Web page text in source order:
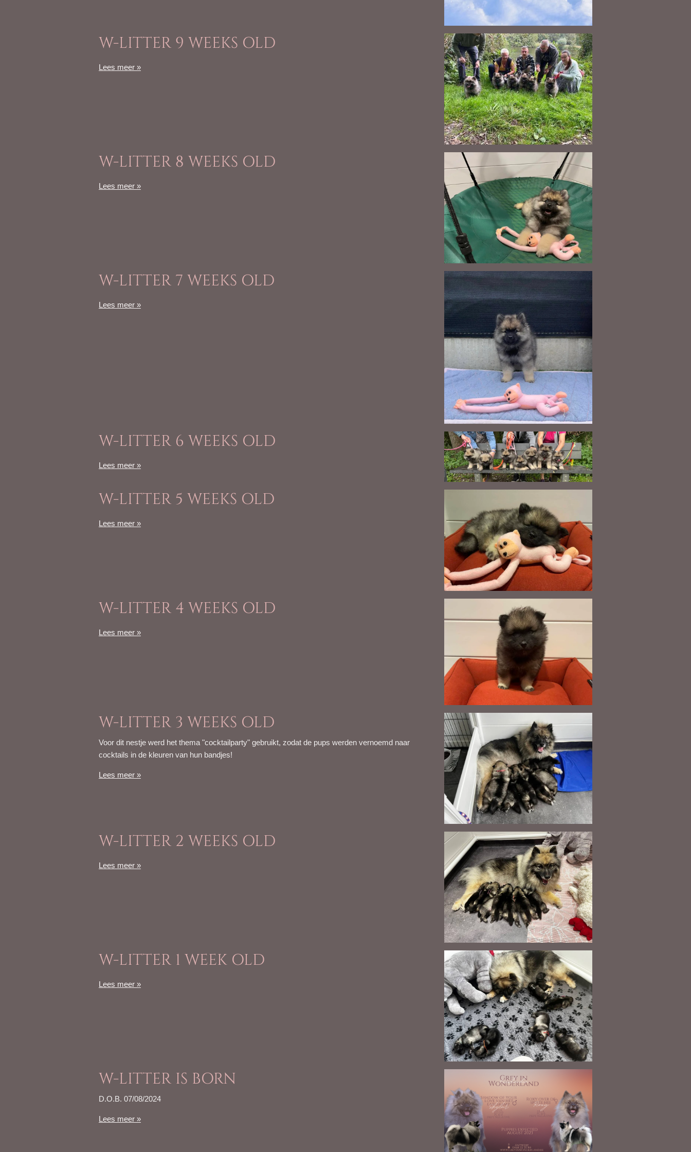
W-LITTER 9 WEEKS OLD
Lees meer »
W-LITTER 8 WEEKS OLD
Lees meer »
W-LITTER 7 WEEKS OLD
Lees meer »
W-LITTER 6 WEEKS OLD
Lees meer »
W-LITTER 5 WEEKS OLD
Lees meer »
W-LITTER 4 WEEKS OLD
Lees meer »
W-LITTER 3 WEEKS OLD
Voor dit nestje werd het thema "cocktailparty" gebruikt, zodat de pups werden vernoemd naar
cocktails in de kleuren van hun bandjes!
Lees meer »
W-LITTER 2 WEEKS OLD
Lees meer »
W-LITTER 1 WEEK OLD
Lees meer »
W-LITTER IS BORN
D.O.B. 07/08/2024
Lees meer »